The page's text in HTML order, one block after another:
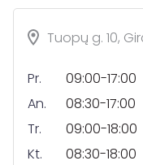
Tuopų g. 10,
Pr.
09:00-17:00
An.
08:30-17:00
Tr.
09:00-18:00
Kt.
08:30-18:00